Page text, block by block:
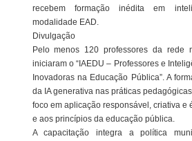
recebem formação inédita em
modalidade EAD.
Divulgação
Pelo menos 120 professores da rede
iniciaram o “IAEDU – Professores e
Inovadoras na Educação Pública”. A
da IA generativa nas práticas
foco em aplicação responsável, criativa e
e aos princípios da educação pública.
A capacitação integra a política